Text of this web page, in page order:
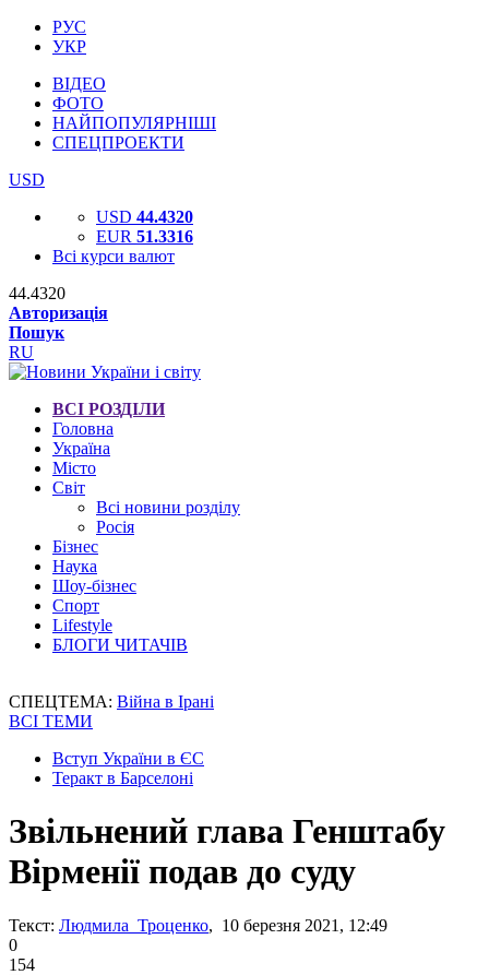
РУС
УКР
ВІДЕО
ФОТО
НАЙПОПУЛЯРНІШІ
СПЕЦПРОЕКТИ
USD
USD 44.4320
EUR 51.3316
Всі курси валют
44.4320
Авторизація
Пошук
RU
ВСІ РОЗДІЛИ
Головна
Україна
Місто
Світ
Всі новини розділу
Росія
Бізнес
Наука
Шоу-бізнес
Спорт
Lifestyle
БЛОГИ ЧИТАЧІВ
СПЕЦТЕМА: Війна в Ірані
ВСІ ТЕМИ
Вступ України в ЄС
Теракт в Барселоні
Звільнений глава Генштабу
Вірменії подав до суду
Текст: Людмила Троценко, 10 березня 2021, 12:49
0
154